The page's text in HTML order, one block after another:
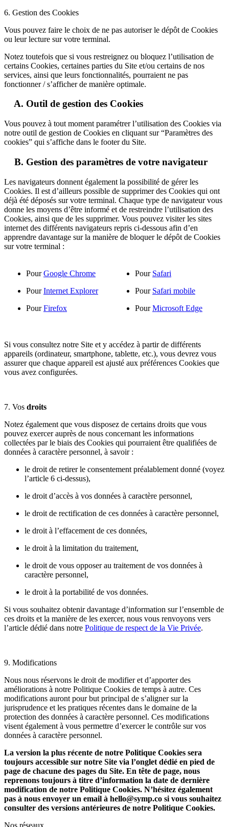
6. Gestion des Cookies
Vous pouvez faire le choix de ne pas autoriser le dépôt de Cookies
ou leur lecture sur votre terminal.
Notez toutefois que si vous restreignez ou bloquez l’utilisation de
certains Cookies, certaines parties du Site et/ou certains de nos
services, ainsi que leurs fonctionnalités, pourraient ne pas
fonctionner / s’afficher de manière optimale.
A. Outil de gestion des Cookies
Vous pouvez à tout moment paramétrer l’utilisation des Cookies via
notre outil de gestion de Cookies en cliquant sur “Paramètres des
cookies” qui s’affiche dans le footer du Site.
B. Gestion des paramètres de votre navigateur
Les navigateurs donnent également la possibilité de gérer les
Cookies. Il est d’ailleurs possible de supprimer des Cookies qui ont
déjà été déposés sur votre terminal. Chaque type de navigateur vous
donne les moyens d’être informé et de restreindre l’utilisation des
Cookies, ainsi que de les supprimer. Vous pouvez visiter les sites
internet des différents navigateurs repris ci-dessous afin d’en
apprendre davantage sur la manière de bloquer le dépôt de Cookies
sur votre terminal :
PourGoogle Chrome
PourInternet Explorer
PourFirefox
Pour Safari
Pour Safari mobile
PourMicrosoft Edge
Si vous consultez notre Site et y accédez à partir de différents
appareils (ordinateur, smartphone, tablette, etc.), vous devrez vous
assurer que chaque appareil est ajusté aux préférences Cookies que
vous avez configurées.
7. Vos droits
Notez également que vous disposez de certains droits que vous
pouvez exercer auprès de nous concernant les informations
collectées par le biais des Cookies qui pourraient être qualifiées de
données à caractère personnel, à savoir :
le droit de retirer le consentement préalablement donné (voyez
l’article 6 ci-dessus),
le droit d’accès à vos données à caractère personnel,
le droit de rectification de ces données à caractère personnel,
le droit à l’effacement de ces données,
le droit à la limitation du traitement,
le droit de vous opposer au traitement de vos données à
caractère personnel,
le droit à la portabilité de vos données.
Si vous souhaitez obtenir davantage d’information sur l’ensemble de
ces droits et la manière de les exercer, nous vous renvoyons vers
l’article dédié dans notre Politique de respect de la Vie Privée.
9. Modifications
Nous nous réservons le droit de modifier et d’apporter des
améliorations à notre Politique Cookies de temps à autre. Ces
modifications auront pour but principal de s’aligner sur la
jurisprudence et les pratiques récentes dans le domaine de la
protection des données à caractère personnel. Ces modifications
visent également à vous permettre d’exercer le contrôle sur vos
données à caractère personnel.
La version la plus récente de notre Politique Cookies sera
toujours accessible sur notre Site via l’onglet dédié en pied de
page de chacune des pages du Site. En tête de page, nous
reprenons toujours à titre d’information la date de dernière
modification de notre Politique Cookies. N’hésitez également
pas à nous envoyer un email à hello@symp.co si vous souhaitez
consulter des versions antérieures de notre Politique Cookies.
Nos réseaux